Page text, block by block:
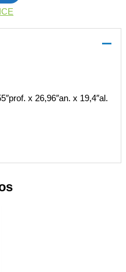
x 26,96″an. x 19,4″al.